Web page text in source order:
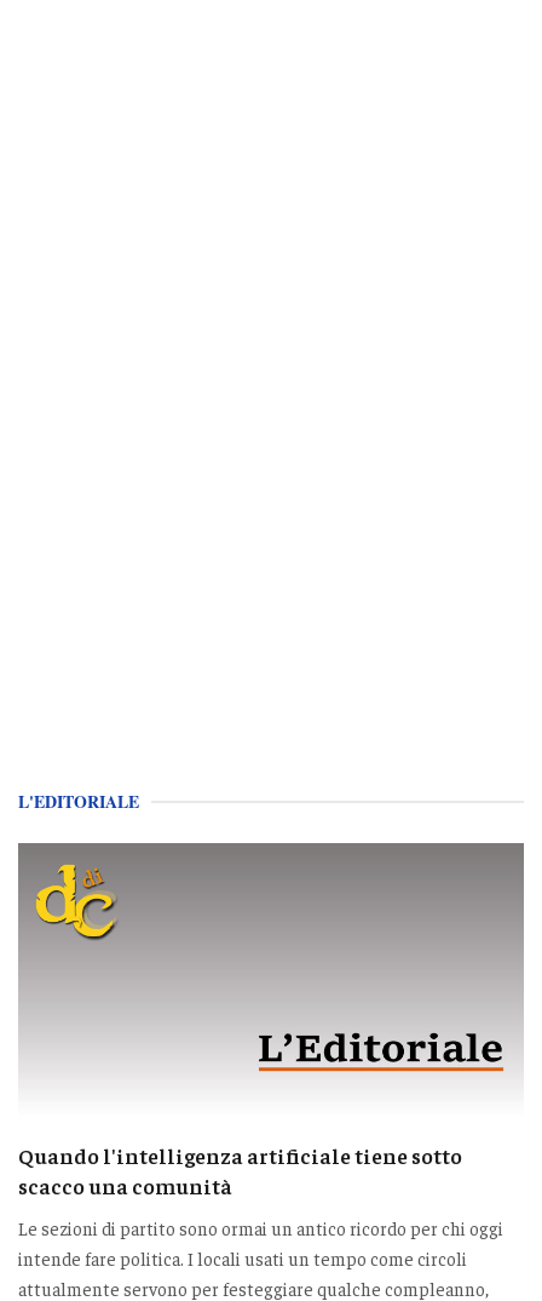
L'EDITORIALE
Quando l'intelligenza artificiale tiene sotto
scacco una comunità
Le sezioni di partito sono ormai un antico ricordo per chi oggi
intende fare politica. I locali usati un tempo come circoli
attualmente servono per festeggiare qualche compleanno,